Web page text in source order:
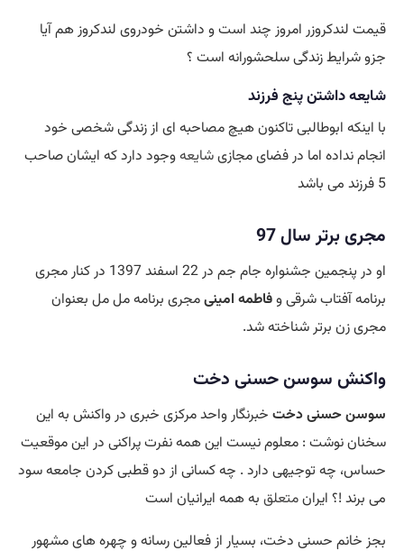
قیمت لندکروزر امروز چند است و داشتن خودروی لندکروز هم آیا
جزو شرایط زندگی سلحشورانه است ؟
شایعه داشتن پنج فرزند
با اینکه ابوطالبی تاکنون هیچ مصاحبه ای از زندگی شخصی خود
انجام نداده اما در فضای مجازیشایعهوجود دارد که ایشان صاحب
5 فرزند می باشد
مجری برتر سال 97
او در پنجمین جشنواره جام جم در 22 اسفند 1397 در کنار مجری
برنامه آفتاب شرقی وفاطمه امینیمجری برنامه مل مل بعنوان
مجری زن برتر شناخته شد.
واکنش سوسن حسنی دخت
سوسن حسنی دخت خبرنگار واحد مرکزی خبری در واکنش به این
سخنان نوشت : معلوم نيست اين همه نفرت پراكنی در اين موقعيت
حساس، چه توجيهی دارد . چه كسانی از دو قطبی كردن جامعه سود
می برند !؟ ايرانمتعلق به همه ايرانيان است
بجز خانم حسنی دخت، بسیار از فعالین رسانه و چهره های مشهور